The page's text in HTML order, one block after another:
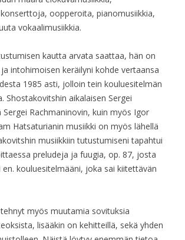
oopperoita, pianomusiikkia,
vokaalimusiikkia.
kautta arvata saattaa, hän on
intohimoisen keräilyni kohde vertaansa
1985 asti, jolloin tein kouluesitelmän
Shostakovitshin aikalaisen Sergei
Rachmaninovin, kuin myös Igor
Hatsaturianin musiikki on myös lähellä
musiikkiin tutustumiseni tapahtui
preludeja ja fuugia, op. 87, josta
en. kouluesitelmääni, joka sai kiitettävän
myös muutamia sovituksia
lisääkin on kehitteillä, sekä yhden